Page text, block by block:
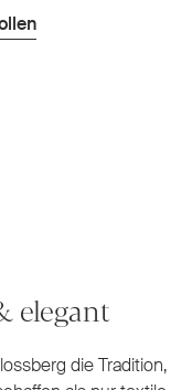
elegant
die Tradition,